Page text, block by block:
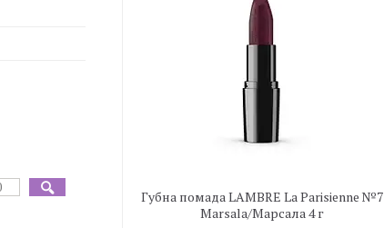
Губна помада LAMBRE La Parisienne №7
Marsala/Марсала 4 г